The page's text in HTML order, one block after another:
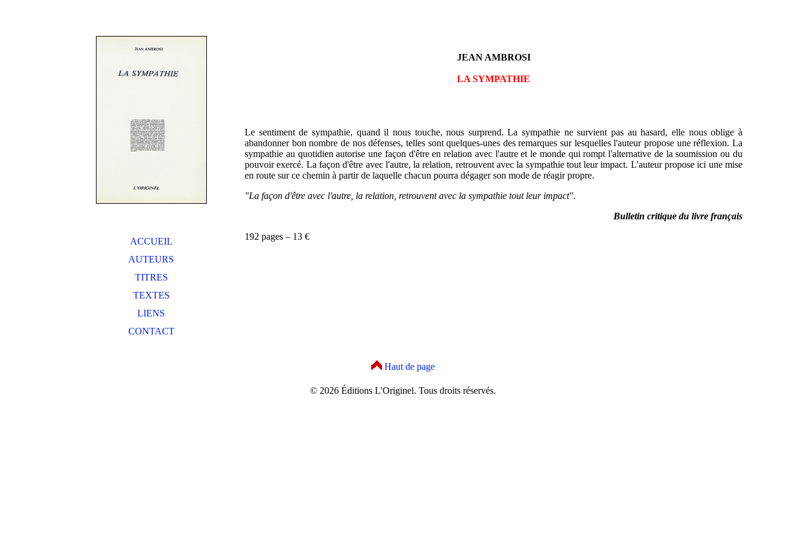
ACCUEIL
AUTEURS
TITRES
TEXTES
LIENS
CONTACT
JEAN AMBROSI
LA SYMPATHIE
Le sentiment de sympathie, quand il nous touche, nous surprend. La sympathie ne survient pas au hasard, elle nous oblige à
abandonner bon nombre de nos défenses, telles sont quelques-unes des remarques sur lesquelles l'auteur propose une réflexion. La
sympathie au quotidien autorise une façon d'être en relation avec l'autre et le monde qui rompt l'alternative de la soumission ou du
pouvoir exercé. La façon d'être avec l'autre, la relation, retrouvent avec la sympathie tout leur impact. L'auteur propose ici une mise
en route sur ce chemin à partir de laquelle chacun pourra dégager son mode de réagir propre.
"La façon d'être avec l'autre, la relation, retrouvent avec la sympathie tout leur impact".
Bulletin critique du livre français
192 pages – 13 €
Haut de page
© 2026 Éditions L'Originel. Tous droits réservés.